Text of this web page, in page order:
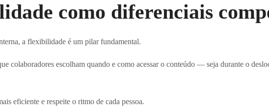
como diferenciais
a flexibilidade é um pilar fundamental.
colaboradores escolham quando e como acessar o conteúdo — seja durante o
eficiente e respeite o ritmo de cada pessoa.